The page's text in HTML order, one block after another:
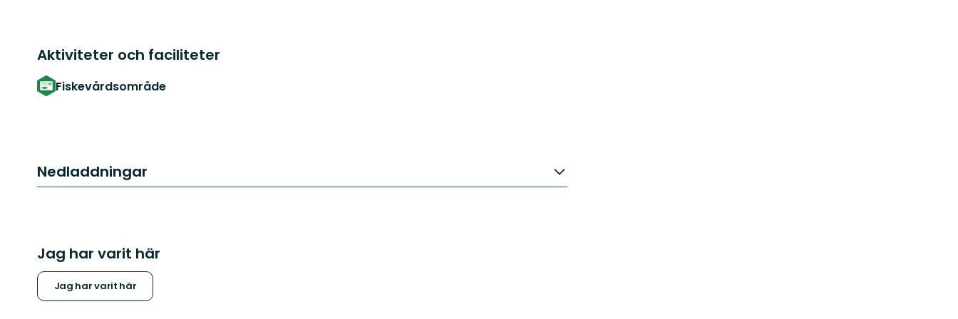
Aktiviteter och faciliteter
Fiskevårdsområde
Nedladdningar
Jag har varit här
Jag har varit här